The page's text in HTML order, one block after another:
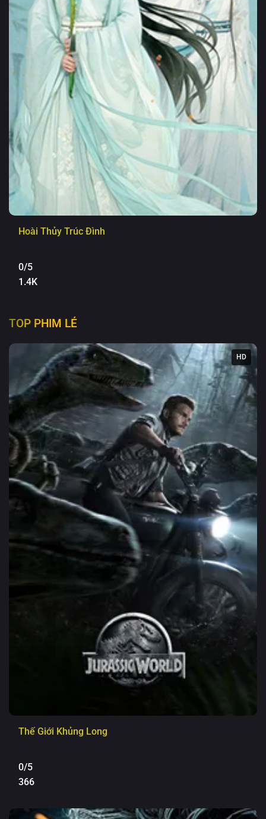
Hoài Thủy Trúc Đình
0/5
1.4K
TOP PHIM LẺ
HD
Thế Giới Khủng Long
0/5
366